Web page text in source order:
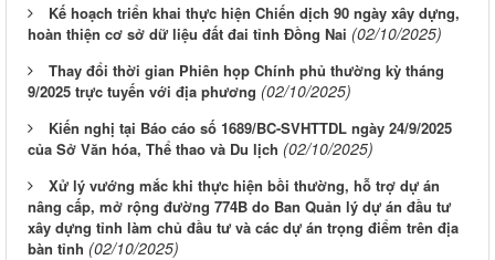
Kế hoạch triển khai thực hiện Chiến dịch 90 ngày xây dựng,
hoàn thiện cơ sở dữ liệu đất đai tỉnh Đồng Nai (02/10/2025)
Thay đổi thời gian Phiên họp Chính phủ thường kỳ tháng
9/2025 trực tuyến với địa phương (02/10/2025)
Kiến nghị tại Báo cáo số 1689/BC-SVHTTDL ngày 24/9/2025
của Sở Văn hóa, Thể thao và Du lịch (02/10/2025)
Xử lý vướng mắc khi thực hiện bồi thường, hỗ trợ dự án
nâng cấp, mở rộng đường 774B do Ban Quản lý dự án đầu tư
xây dựng tỉnh làm chủ đầu tư và các dự án trọng điểm trên địa
bàn tỉnh (02/10/2025)